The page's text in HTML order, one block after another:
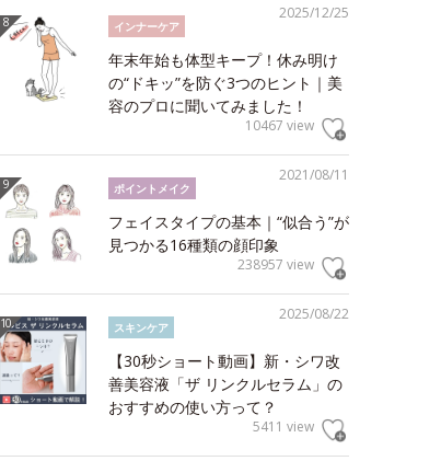
2025/12/25
インナーケア
年末年始も体型キープ！休み明け
の“ドキッ”を防ぐ3つのヒント｜美
容のプロに聞いてみました！
10467 view
2021/08/11
ポイントメイク
フェイスタイプの基本｜“似合う”が
見つかる16種類の顔印象
238957 view
2025/08/22
スキンケア
【30秒ショート動画】新・シワ改
善美容液「ザ リンクルセラム」の
おすすめの使い方って？
5411 view